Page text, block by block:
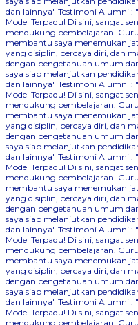
dan lainnya" Testimoni Alumni :
Model Terpadu! Di sini, sangat
mendukung pembelajaran.
membantu saya menemukan
yang disiplin, percaya diri, dan
dengan pengetahuan umum
saya siap melanjutkan
dan lainnya" Testimoni Alumni :
Model Terpadu! Di sini, sangat
mendukung pembelajaran.
membantu saya menemukan
yang disiplin, percaya diri, dan
dengan pengetahuan umum
saya siap melanjutkan
dan lainnya" Testimoni Alumni :
Model Terpadu! Di sini, sangat
mendukung pembelajaran.
membantu saya menemukan
yang disiplin, percaya diri, dan
dengan pengetahuan umum
saya siap melanjutkan
dan lainnya" Testimoni Alumni :
Model Terpadu! Di sini, sangat
mendukung pembelajaran.
membantu saya menemukan
yang disiplin, percaya diri, dan
dengan pengetahuan umum
saya siap melanjutkan
dan lainnya" Testimoni Alumni :
Model Terpadu! Di sini, sangat
mendukung pembelajaran.